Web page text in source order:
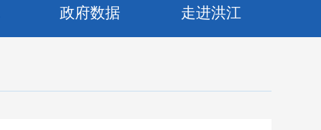
政府数据 走进洪江